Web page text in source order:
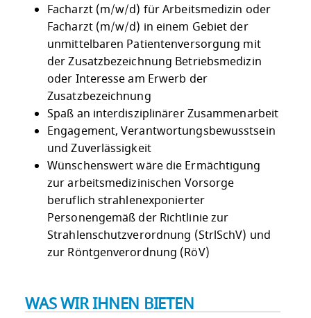
Facharzt (m/w/d) für Arbeitsmedizin oder
Facharzt (m/w/d) in einem Gebiet der
unmittelbaren Patientenversorgung mit
der Zusatzbezeichnung Betriebsmedizin
oder Interesse am Erwerb der
Zusatzbezeichnung
Spaß an interdisziplinärer Zusammenarbeit
Engagement, Verantwortungsbewusstsein
und Zuverlässigkeit
Wünschenswert wäre die Ermächtigung
zur arbeitsmedizinischen Vorsorge
beruflich strahlenexponierter
Personengemäß der Richtlinie zur
Strahlenschutzverordnung (StrlSchV) und
zur Röntgenverordnung (RöV)
WAS WIR IHNEN BIETEN